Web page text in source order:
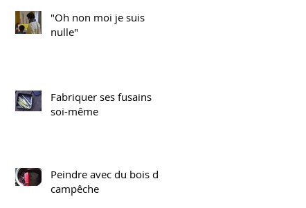
"Oh non moi je suis
nulle"
Fabriquer ses fusains
soi-même
Peindre avec du bois de
campêche